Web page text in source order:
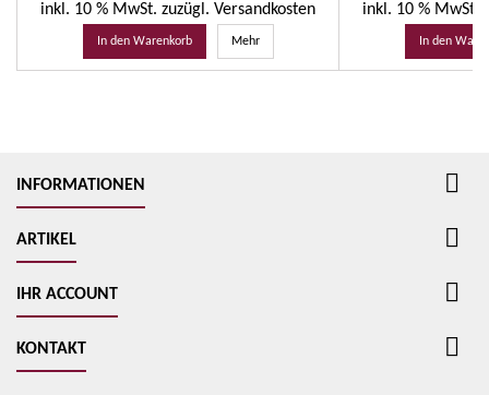
inkl. 10 % MwSt. zuzügl. Versandkosten
In den Warenkorb Mehr
inkl. 10 % MwSt.
In den
INFORMATIONEN 
ARTIKEL 
IHR ACCOUNT 
KONTAKT 